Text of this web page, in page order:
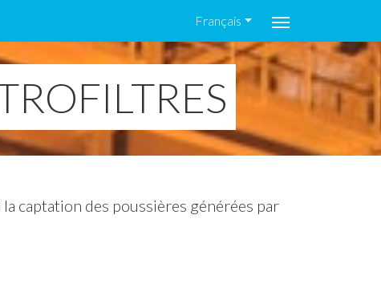
Français
captation des poussières générées par